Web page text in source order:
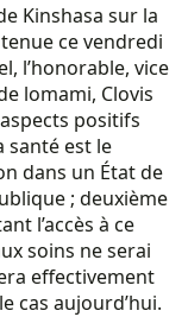
Kinshasa sur la
ce vendredi
l’honorable, vice
lomami, Clovis
positifs
santé est le
dans un État de
; deuxième
l’accès à ce
soins ne serai
effectivement
cas aujourd’hui.